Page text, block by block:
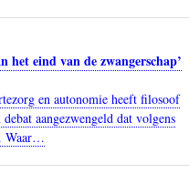
het eind van de zwangerschap’
en autonomie heeft filosoof
aangezwengeld dat volgens
Waar…